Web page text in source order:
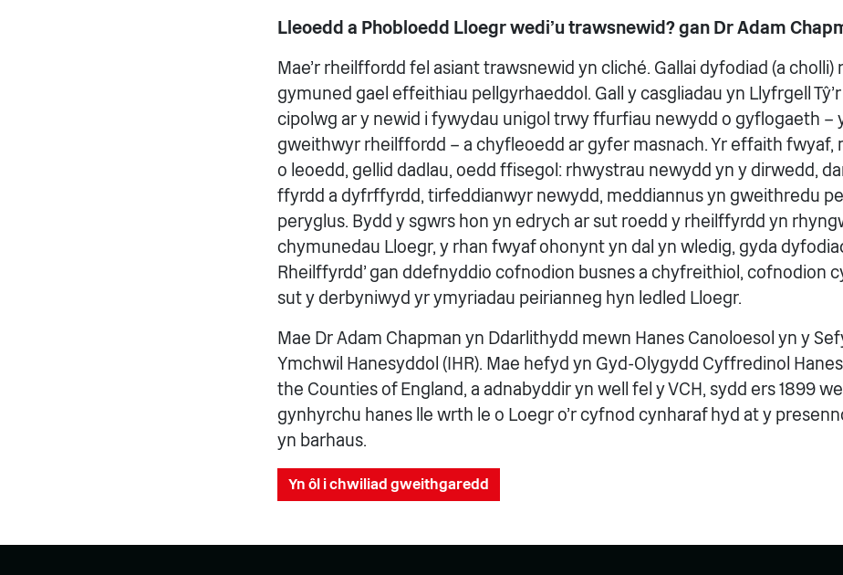
Lleoedd a Phobloedd Lloegr wedi'u trawsnewid? gan Dr Adam
Mae'r rheilffordd fel asiant trawsnewid yn cliché. Gallai dyfodiad (a cholli)
gymuned gael effeithiau pellgyrhaeddol. Gall y casgliadau yn Llyfrgell
cipolwg ar y newid i fywydau unigol trwy ffurfiau newydd o gyflogaeth –
gweithwyr rheilffordd – a chyfleoedd ar gyfer masnach. Yr effaith fwyaf,
o leoedd, gellid dadlau, oedd ffisegol: rhwystrau newydd yn y dirwedd,
ffyrdd a dyfrffyrdd, tirfeddianwyr newydd, meddiannus yn gweithredu
peryglus. Bydd y sgwrs hon yn edrych ar sut roedd y rheilffyrdd yn
chymunedau Lloegr, y rhan fwyaf ohonynt yn dal yn wledig, gyda
Rheilffyrdd' gan ddefnyddio cofnodion busnes a chyfreithiol, cofnodion
sut y derbyniwyd yr ymyriadau peirianneg hyn ledled Lloegr.
Mae Dr Adam Chapman yn Ddarlithydd mewn Hanes Canoloesol yn y
Ymchwil Hanesyddol (IHR). Mae hefyd yn Gyd-Olygydd Cyffredinol
the Counties of England, a adnabyddir yn well fel y VCH, sydd ers 1899
gynhyrchu hanes lle wrth le o Loegr o'r cyfnod cynharaf hyd at y
yn barhaus.
Yn ôl i chwiliad gweithgaredd